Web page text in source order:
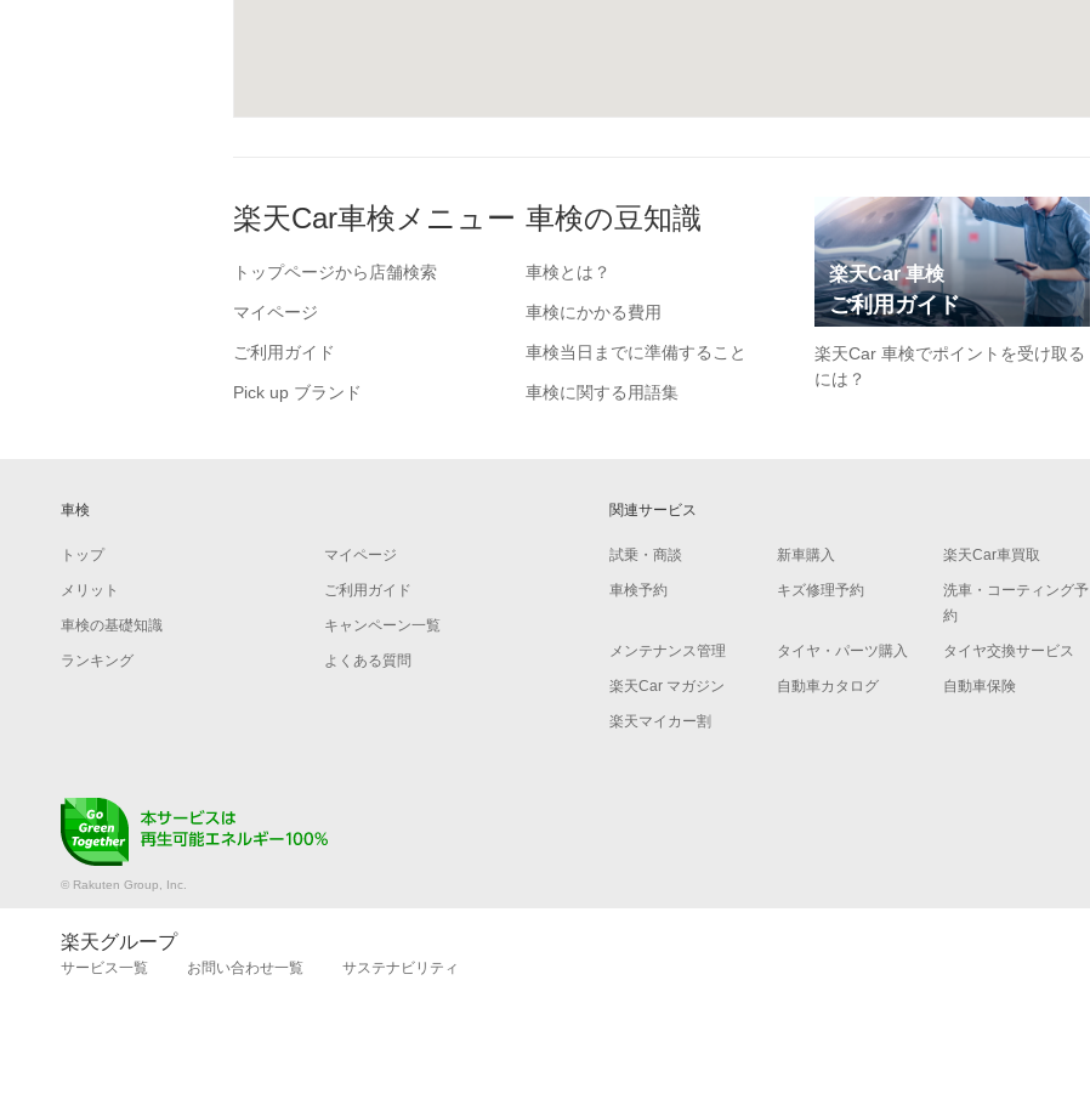
楽天Car車検メニュー
トップページから店舗検索
マイページ
ご利用ガイド
Pick up ブランド
車検の豆知識
車検とは？
車検にかかる費用
車検当日までに準備すること
車検に関する用語集
楽天Car 車検
ご利用ガイド
楽天Car 車検でポイントを受け取る
には？
車検
トップ マイページ
メリット ご利用ガイド
車検の基礎知識 キャンペーン一覧
ランキング よくある質問
関連サービス
試乗・商談 新車購入 楽天Car車買取
車検予約 キズ修理予約
洗車・コーティング予
約
メンテナンス管理 タイヤ・パーツ購入 タイヤ交換サービス
楽天Car マガジン 自動車カタログ 自動車保険
楽天マイカー割
© Rakuten Group, Inc.
楽天グループ
サービス一覧 お問い合わせ一覧 サステナビリティ